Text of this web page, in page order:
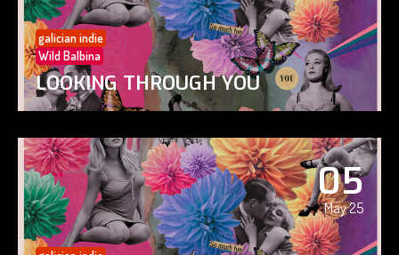
galician indie
Wild Balbina
LOOKING THROUGH YOU
05
May 25